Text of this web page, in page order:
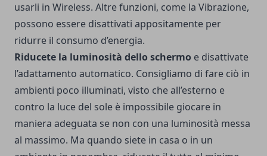
usarli in Wireless. Altre funzioni, come la Vibrazione,
possono essere disattivati appositamente per
ridurre il consumo d’energia.
Riducete la luminosità dello schermo e disattivate
l’adattamento automatico. Consigliamo di fare ciò in
ambienti poco illuminati, visto che all’esterno e
contro la luce del sole è impossibile giocare in
maniera adeguata se non con una luminosità messa
al massimo. Ma quando siete in casa o in un